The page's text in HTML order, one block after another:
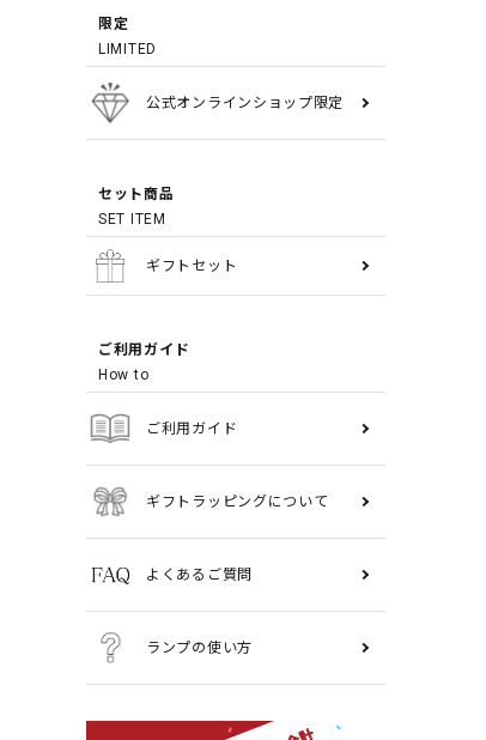
限定
LIMITED
公式オンラインショップ限定
セット商品
SET ITEM
ギフトセット
ご利用ガイド
How to
ご利用ガイド
ギフトラッピングについて
よくあるご質問
ランプの使い方